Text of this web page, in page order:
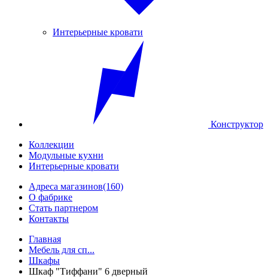
Интерьерные кровати
Конструктор
Коллекции
Модульные кухни
Интерьерные кровати
Адреса магазинов(160)
О фабрике
Стать партнером
Контакты
Главная
Мебель для сп...
Шкафы
Шкаф "Тиффани" 6 дверный